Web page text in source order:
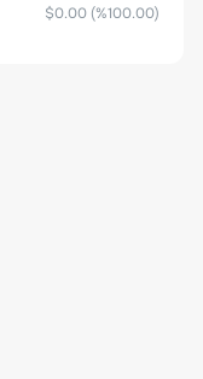
$0.00 (%100.00)